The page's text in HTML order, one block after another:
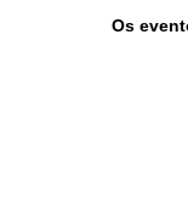
Os